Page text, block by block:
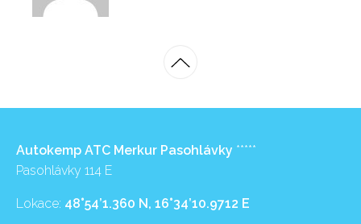
Autokemp ATC Merkur Pasohlávky *****
Pasohlávky 114 E
Lokace: 48°54’1.360 N, 16°34’10.9712 E